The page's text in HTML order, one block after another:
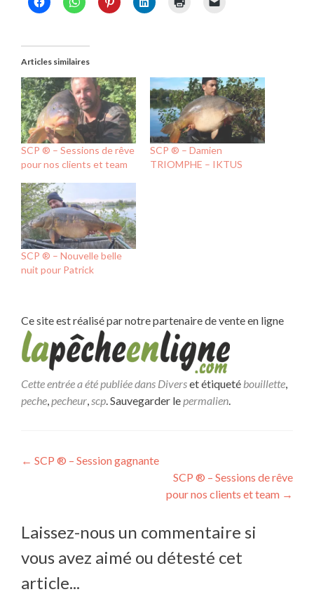
Articles similaires
SCP ® – Sessions de rêve
pour nos clients et team
SCP ® – Damien
TRIOMPHE – IKTUS
SCP ® – Nouvelle belle
nuit pour Patrick
Ce site est réalisé par notre partenaire de vente en ligne
Cette entrée a été publiée dans Diverset étiqueté bouillette
peche pecheur scp . Sauvegarder le permalien
Navigation
← SCP ® – Session gagnante
SCP ® – Sessions de rêve
pour nos clients et team →
Laissez-nous un commentaire si
vous avez aimé ou détesté cet
article...